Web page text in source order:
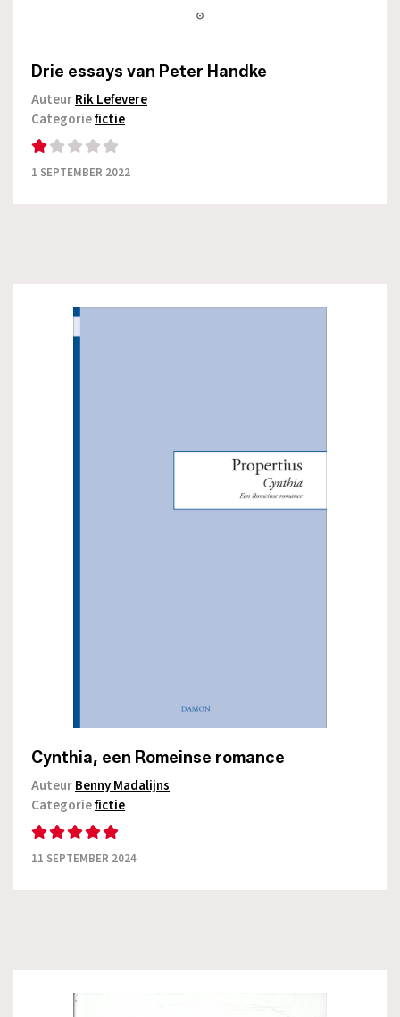
Drie essays van Peter Handke
AuteurRik Lefevere
Categoriefictie
1 SEPTEMBER 2022
Cynthia, een Romeinse romance
AuteurBenny Madalijns
Categoriefictie
11 SEPTEMBER 2024